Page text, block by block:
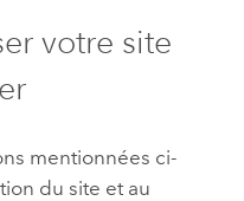
votre site
mentionnées ci-
du site et au